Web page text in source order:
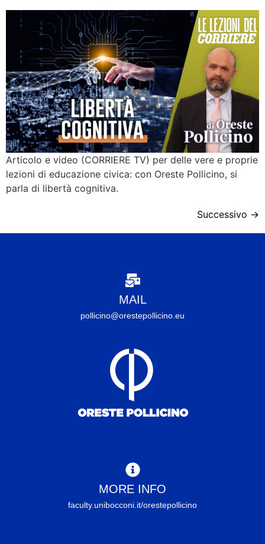
Articolo e video (CORRIERE TV) per delle vere e proprie
lezioni di educazione civica: con Oreste Pollicino, si
parla di libertà cognitiva.
Successivo →
MAIL
pollicino@orestepollicino.eu
MORE INFO
faculty.unibocconi.it/orestepollicino